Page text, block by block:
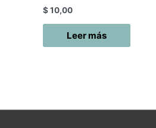
$10,00
Leer más